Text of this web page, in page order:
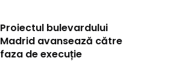
Proiectul bulevardului
Madrid avansează către
faza de execuție